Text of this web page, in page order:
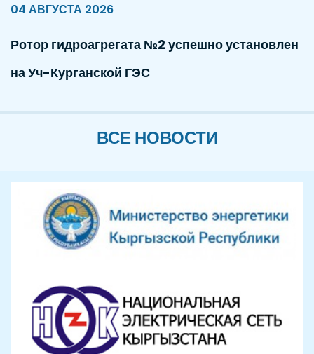
04 АВГУСТА 2026
Ротор гидроагрегата №2 успешно установлен
на Уч-Курганской ГЭС
ВСЕ НОВОСТИ